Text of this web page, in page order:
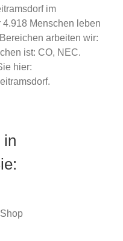
im
4.918 Menschen leben
arbeiten wir:
ist: CO, NEC.
hier:
in